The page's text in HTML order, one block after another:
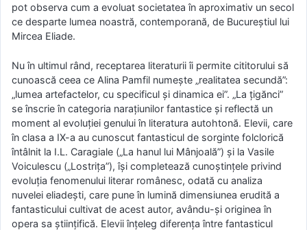
pot observa cum a evoluat societatea în aproximativ un secol
ce desparte lumea noastră, contemporană, de Bucureștiul lui
Mircea Eliade.
Nu în ultimul rând, receptarea literaturii îi permite cititorului să
cunoască ceea ce Alina Pamfil numește „realitatea secundă”:
„lumea artefactelor, cu specificul și dinamica ei”. „La țigănci”
se înscrie în categoria narațiunilor fantastice și reflectă un
moment al evoluției genului în literatura autohtonă. Elevii, care
în clasa a IX-a au cunoscut fantasticul de sorginte folclorică
întâlnit la I.L. Caragiale („La hanul lui Mânjoală”) și la Vasile
Voiculescu („Lostrița”), își completează cunoștințele privind
evoluția fenomenului literar românesc, odată cu analiza
nuvelei eliadești, care pune în lumină dimensiunea erudită a
fantasticului cultivat de acest autor, avându-și originea în
opera sa științifică. Elevii înțeleg diferența între fantasticul